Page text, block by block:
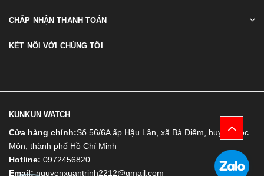
CHẤP NHẬN THANH TOÁN
KẾT NỐI VỚI CHÚNG TÔI
KUNKUN WATCH
Cửa hàng chính:Số 56/6A ấp Hậu Lân, xã Bà Điểm, huyện Hóc
Môn, thành phố Hồ Chí Minh
Hotline: 0972456820
Email: nguyenxuantrinh2212@gmail.com